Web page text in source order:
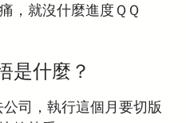
，就沒什麼進度ＱＱ
是什麼？
司，執行這個月要切版